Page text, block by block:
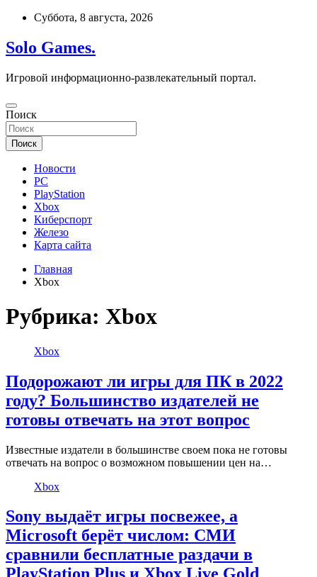
Перейти
содержимому
Суббота, 8 августа, 2026
Solo Games.
Игровой информационно-развлекательный портал.
Поиск
Поиск
Новости
PC
PlayStation
Xbox
Киберспорт
Железо
Карта сайта
Главная
Xbox
Рубрика: Xbox
Xbox
Подорожают ли игры для ПК в 2022
году? Большинство издателей не
готовы отвечать на этот вопрос
Известные издатели в большинстве своем пока не готовы
отвечать на вопрос о возможном повышении цен на…
Xbox
Sony выдаёт игры посвежее, а
Microsoft берёт числом: СМИ
сравнили бесплатные раздачи в